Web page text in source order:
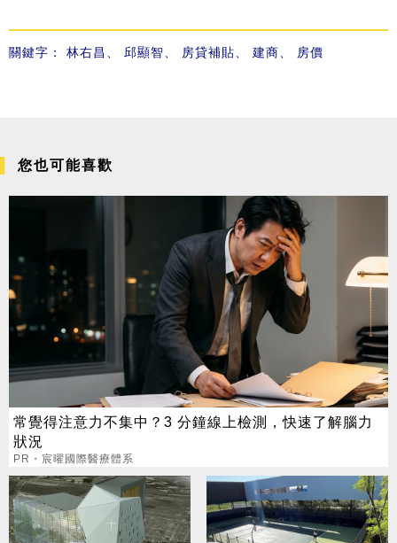
關鍵字： 林右昌 邱顯智 房貸補貼 建商 房價
您也可能喜歡
常覺得注意力不集中？3 分鐘線上檢測，快速了解腦力
狀況
PR・宸曜國際醫療體系